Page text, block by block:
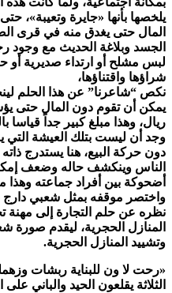
يلخصها بأنها «جايرة وتعيبة»،
المال حتى يغدق منه في قرى
الجسد وبلاغة الحديث مع وجود
لبس مشلح أو ارتداء صديرية أو
شراؤها واقتناؤها،
نكص “شاعرنا” عن هذا الحلم
يمكن أن تقوم دون المال حتى
ريال، وهذا مبلغ كبير جداً
وجد أن ليست بتلك العيشة التي
دون حركة البيع، هنا يستدرج
الناس وينكشف حاله وضعف
أضحوكة بين أفراد جماعته وهذا
واختصر موقفه بمثل شعبي دارج
نظره عن حلم التجارة إلى مهنة
المنازل الحجرية، ليقدم صورة
وتشييد المنازل الحجرية.
«رحت لا ون للبناية ربشات
الثلاثة يقلعون الحيد والباني